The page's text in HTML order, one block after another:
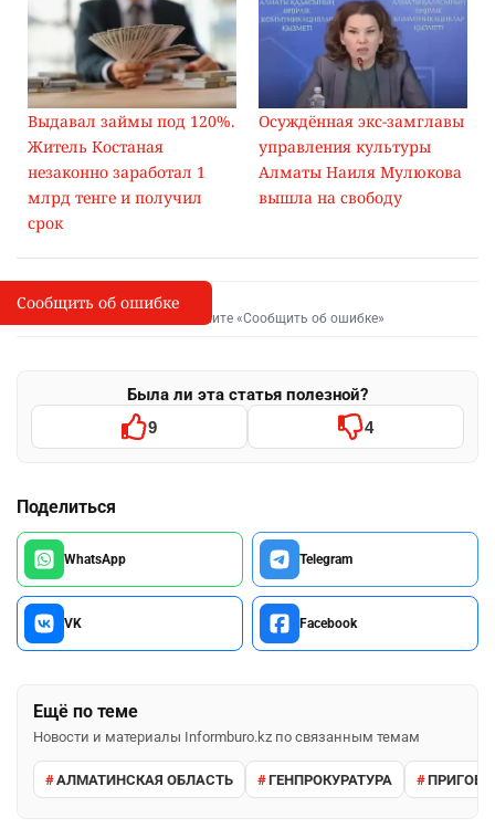
Выдавал займы под 120%.
Житель Костаная
незаконно заработал 1
млрд тенге и получил
срок
Осуждённая экс-замглавы
управления культуры
Алматы Наиля Мулюкова
вышла на свободу
I
Сообщить об опечатке
Выделите фрагмент и нажмите «Сообщить об ошибке»
Была ли эта статья полезной?
9 4
Поделиться
WhatsApp Telegram
VK Facebook
Ещё по теме
Новости и материалы Informburo.kz по связанным темам
АЛМАТИНСКАЯ ОБЛАСТЬ ГЕНПРОКУРАТУРА
Сообщить об ошибке